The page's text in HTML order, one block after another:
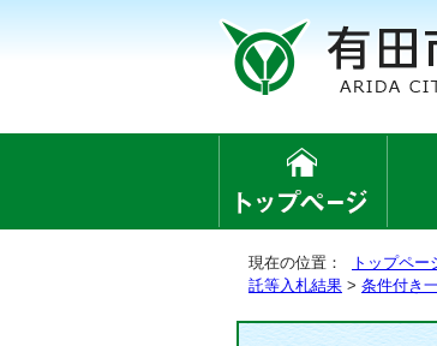
現在の位置： トップペー
託等入札結果 > 条件付き